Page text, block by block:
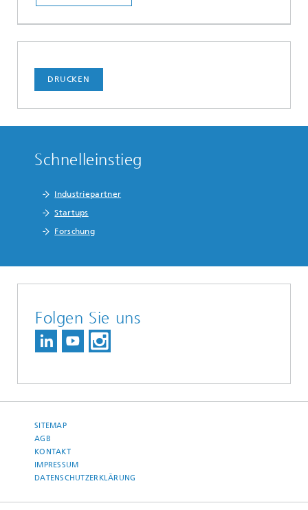
DRUCKEN
Schnelleinstieg
Industriepartner
Startups
Forschung
Folgen Sie uns
SITEMAP
AGB
KONTAKT
IMPRESSUM
DATENSCHUTZERKLÄRUNG